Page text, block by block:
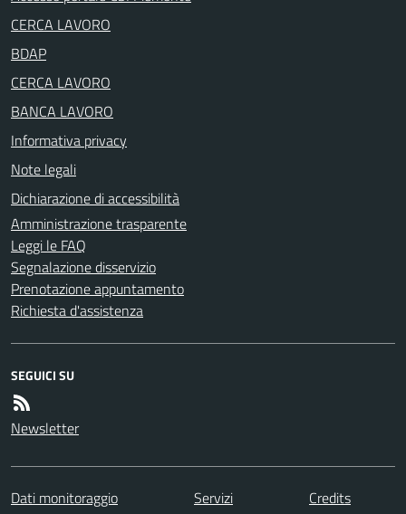
CERCA LAVORO
BDAP
CERCA LAVORO
BANCA LAVORO
Informativa privacy
Note legali
Dichiarazione di accessibilità
Amministrazione trasparente
Leggi le FAQ
Segnalazione disservizio
Prenotazione appuntamento
Richiesta d'assistenza
SEGUICI SU
Newsletter
Dati monitoraggio Servizi
Credits